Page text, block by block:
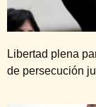
Libertad plena
de persecución